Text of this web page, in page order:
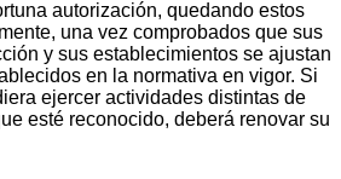
autorización, quedando estos
una vez comprobados que sus
y sus establecimientos se ajustan
en la normativa en vigor. Si
ejercer actividades distintas de
esté reconocido, deberá renovar su